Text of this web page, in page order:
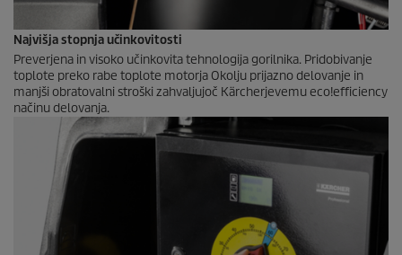
Najvišja stopnja učinkovitosti
Preverjena in visoko učinkovita tehnologija gorilnika. Pridobivanje
toplote preko rabe toplote motorja Okolju prijazno delovanje in
manjši obratovalni stroški zahvaljujoč Kärcherjevemueco!efficiency
načinu delovanja.